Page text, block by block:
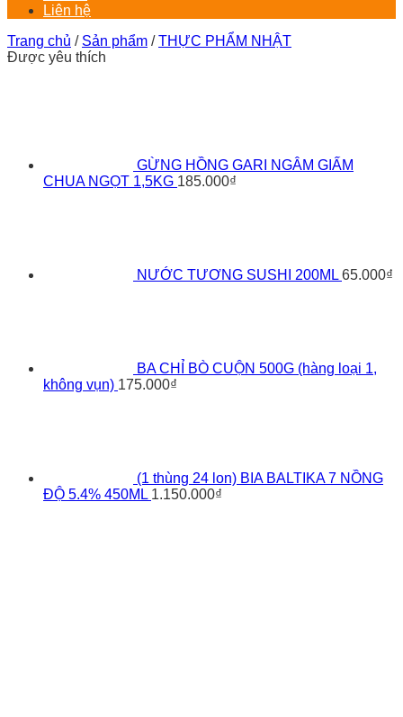
Liên hệ
Trang chủ / Sản phẩm / THỰC PHẨM NHẬT
Được yêu thích
GỪNG HỒNG GARI NGÂM GIẤM
CHUA NGỌT 1,5KG 185.000₫
NƯỚC TƯƠNG SUSHI 200ML 65.000₫
BA CHỈ BÒ CUỘN 500G (hàng loại 1,
không vụn) 175.000₫
(1 thùng 24 lon) BIA BALTIKA 7 NỒNG
ĐỘ 5.4% 450ML 1.150.000₫